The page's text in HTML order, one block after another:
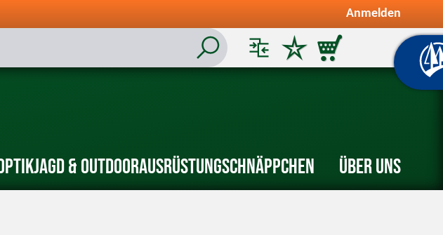
Anmelden
Jagd & OutdoorAusrüstungSchnäppchen Über uns